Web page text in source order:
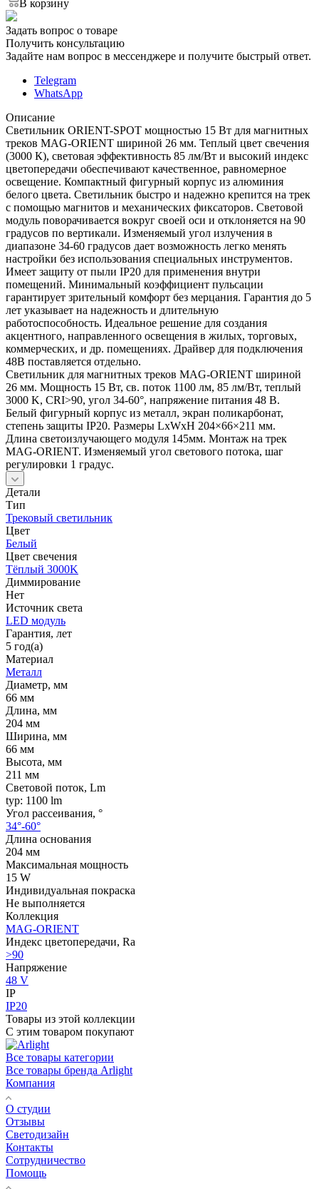
В корзину
Задать вопрос о товаре
Получить консультацию
Задайте нам вопрос в мессенджере и получите быстрый ответ.
Telegram
WhatsApp
Описание
Светильник ORIENT-SPOT мощностью 15 Вт для магнитных
треков MAG-ORIENT шириной 26 мм. Теплый цвет свечения
(3000 К), световая эффективность 85 лм/Вт и высокий индекс
цветопередачи обеспечивают качественное, равномерное
освещение. Компактный фигурный корпус из алюминия
белого цвета. Светильник быстро и надежно крепится на трек
с помощью магнитов и механических фиксаторов. Световой
модуль поворачивается вокруг своей оси и отклоняется на 90
градусов по вертикали. Изменяемый угол излучения в
диапазоне 34-60 градусов дает возможность легко менять
настройки без использования специальных инструментов.
Имеет защиту от пыли IP20 для применения внутри
помещений. Минимальный коэффициент пульсации
гарантирует зрительный комфорт без мерцания. Гарантия до 5
лет указывает на надежность и длительную
работоспособность. Идеальное решение для создания
акцентного, направленного освещения в жилых, торговых,
коммерческих, и др. помещениях. Драйвер для подключения
48В поставляется отдельно.
Светильник для магнитных треков MAG-ORIENT шириной
26 мм. Мощность 15 Вт, св. поток 1100 лм, 85 лм/Вт, теплый
3000 K, CRI>90, угол 34-60°, напряжение питания 48 В.
Белый фигурный корпус из металл, экран поликарбонат,
степень защиты IP20. Размеры LxWxH 204×66×211 мм.
Длина светоизлучающего модуля 145мм. Монтаж на трек
MAG-ORIENT. Изменяемый угол светового потока, шаг
регулировки 1 градус.
Детали
Тип
Трековый светильник
Цвет
Белый
Цвет свечения
Тёплый 3000K
Диммирование
Нет
Источник cвета
LED модуль
Гарантия, лет
5 год(а)
Материал
Металл
Диаметр, мм
66 мм
Длина, мм
204 мм
Ширина, мм
66 мм
Высота, мм
211 мм
Световой поток, Lm
typ: 1100 lm
Угол рассеивания, °
34°-60°
Длина основания
204 мм
Максимальная мощность
15 W
Индивидуальная покраска
Не выполняется
Коллекция
MAG-ORIENT
Индекс цветопередачи, Ra
>90
Напряжение
48 V
IP
IP20
Товары из этой коллекции
С этим товаром покупают
Все товары категории
Все товары бренда Arlight
Компания
О студии
Отзывы
Светодизайн
Контакты
Сотрудничество
Помощь